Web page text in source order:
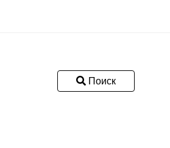
Поиск